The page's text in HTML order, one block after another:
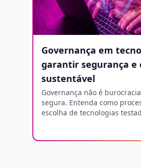
Governança em
garantir segurança e
sustentável
Governança não é
segura. Entenda como
escolha de tecnologias